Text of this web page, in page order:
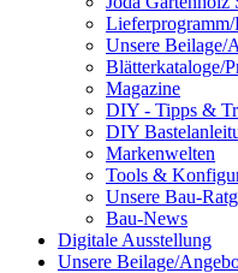
Unsere Beilage/
Blätterkataloge/
Magazine
DIY - Tipps &
DIY
Markenwelten
Tools &
Unsere Bau-
Bau-News
Digitale Ausstellung
Unsere Beilage/